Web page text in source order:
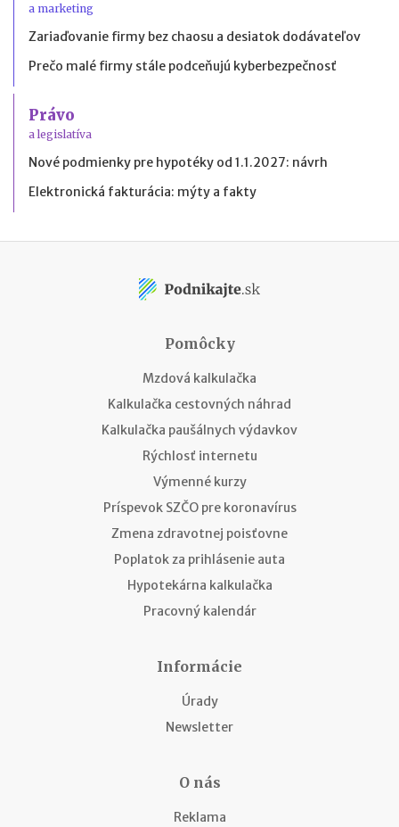
a marketing
Zariaďovanie firmy bez chaosu a desiatok dodávateľov
Prečo malé firmy stále podceňujú kyberbezpečnosť
Právo
a legislatíva
Nové podmienky pre hypotéky od 1.1.2027: návrh
Elektronická fakturácia: mýty a fakty
Pomôcky
Mzdová kalkulačka
Kalkulačka cestovných náhrad
Kalkulačka paušálnych výdavkov
Rýchlosť internetu
Výmenné kurzy
Príspevok SZČO pre koronavírus
Zmena zdravotnej poisťovne
Poplatok za prihlásenie auta
Hypotekárna kalkulačka
Pracovný kalendár
Informácie
Úrady
Newsletter
O nás
Reklama